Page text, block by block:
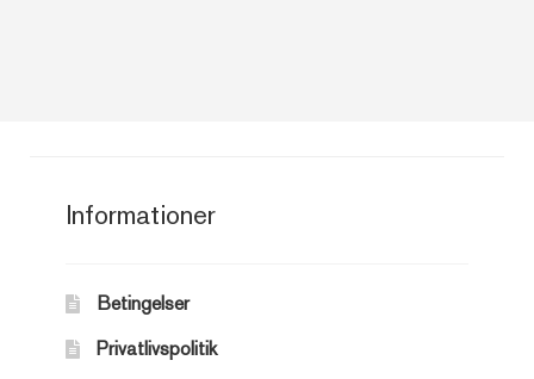
Informationer
Betingelser
Privatlivspolitik